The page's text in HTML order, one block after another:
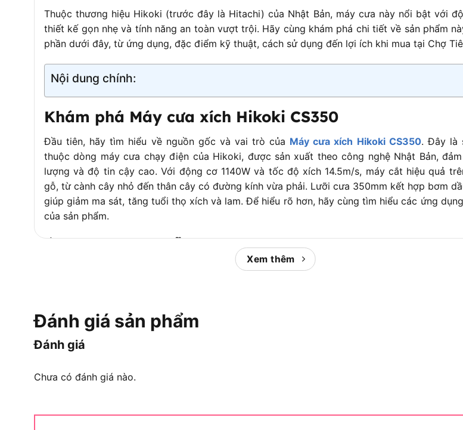
Nhiên liệu
Xăng pha nhớt
Hệ thống đánh lửa
CDI (đánh lửa điện tử)
Hệ thống khởi động
Giật nổ
Trọng lượng (khô)
3.6kg (không tính lam và xích)
Kích thước (D x R x C)
Tính năng nổi bật
– Hệ thống chống rung (AV)
– Bôi dầu xích tự động
– Phanh xích an toàn
– Tay cầm công thái học
– Bộ căng xích bên tiện lợi
– Bộ dụng cụ bảo trì
– Hướng dẫn sử dụng
Thuộc thương hiệu Hikoki (trước đây là Hitachi) của Nhật Bản, máy cưa này nổi bật với
thiết kế gọn nhẹ và tính năng an toàn vượt trội. Hãy cùng khám phá chi tiết về sản phẩm
phần dưới đây, từ ứng dụng, đặc điểm kỹ thuật, cách sử dụng đến lợi ích khi mua tại Chợ
Nội dung chính:
Khám phá Máy cưa xích Hikoki CS350
Đầu tiên, hãy tìm hiểu về nguồn gốc và vai trò của Máy cưa xích Hikoki CS350. Đây là
thuộc dòng máy cưa chạy điện của Hikoki, được sản xuất theo công nghệ Nhật Bản,
lượng và độ tin cậy cao. Với động cơ 1140W và tốc độ xích 14.5m/s, máy cắt hiệu quả
gỗ, từ cành cây nhỏ đến thân cây có đường kính vừa phải. Lưỡi cưa 350mm kết hợp bơm
giúp giảm ma sát, tăng tuổi thọ xích và lam. Để hiểu rõ hơn, hãy cùng tìm hiểu các ứng
của sản phẩm.
Ứng dụng thực tiễn và người dùng phù hợp
Cụ thể, Máy cưa xích Hikoki CS350 được thiết kế để đáp ứng nhu cầu cắt gỗ trong nhiều
chuyên nghiệp đến sử dụng tại gia đình. Dưới đây là phân tích chi tiết về ứng dụng và đối
dụng của
Công năng chính của sản phẩm
Xem thêm
Đánh giá sản phẩm
Đánh giá
Chưa có đánh giá nào.